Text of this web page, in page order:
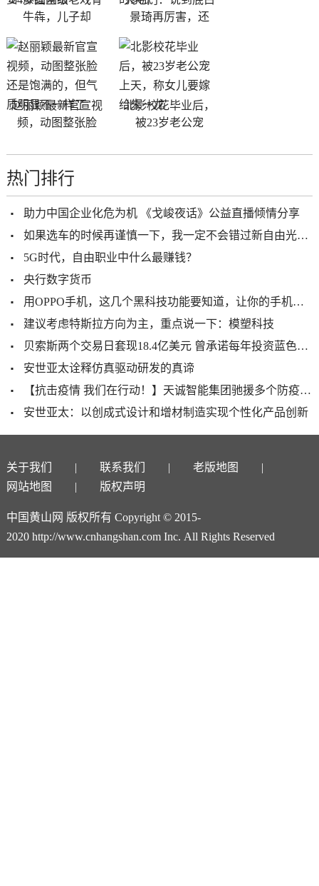
牛犇，儿子却
景琦再厉害，还
赵丽颖最新官宣视
频，动图整张脸
北影校花毕业后，
被23岁老公宠
热门排行
助力中国企业化危为机 《戈峻夜话》公益直播倾情分享
如果选车的时候再谨慎一下，我一定不会错过新自由光2.0T
5G时代，自由职业中什么最赚钱？
央行数字货币
用OPPO手机，这几个黑科技功能要知道，让你的手机更加好用
建议考虑特斯拉方向为主，重点说一下：模塑科技
贝索斯两个交易日套现18.4亿美元 曾承诺每年投资蓝色起源10亿美元
安世亚太诠释仿真驱动研发的真谛
【抗击疫情 我们在行动！】天诚智能集团驰援多个防疫医院建设
安世亚太：以创成式设计和增材制造实现个性化产品创新
关于我们 联系我们
老版地图
网站地图
版权声明
中国黄山网 版权所有 Copyright © 2015-
2020 http://www.cnhangshan.com Inc. All Rights Reserved